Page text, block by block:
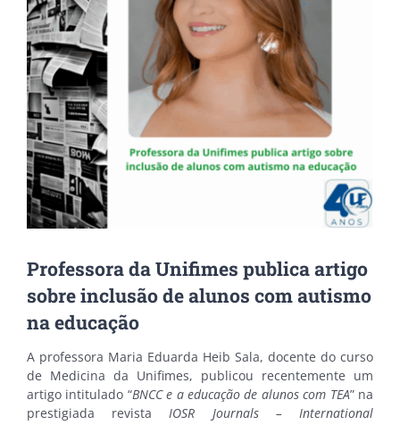
Professora da Unifimes publica artigo
sobre inclusão de alunos com autismo
na educação
A professora Maria Eduarda Heib Sala, docente do curso
de Medicina da Unifimes, publicou recentemente um
artigo intitulado “BNCC e a educação de alunos com TEA” na
prestigiada revista IOSR Journals – International